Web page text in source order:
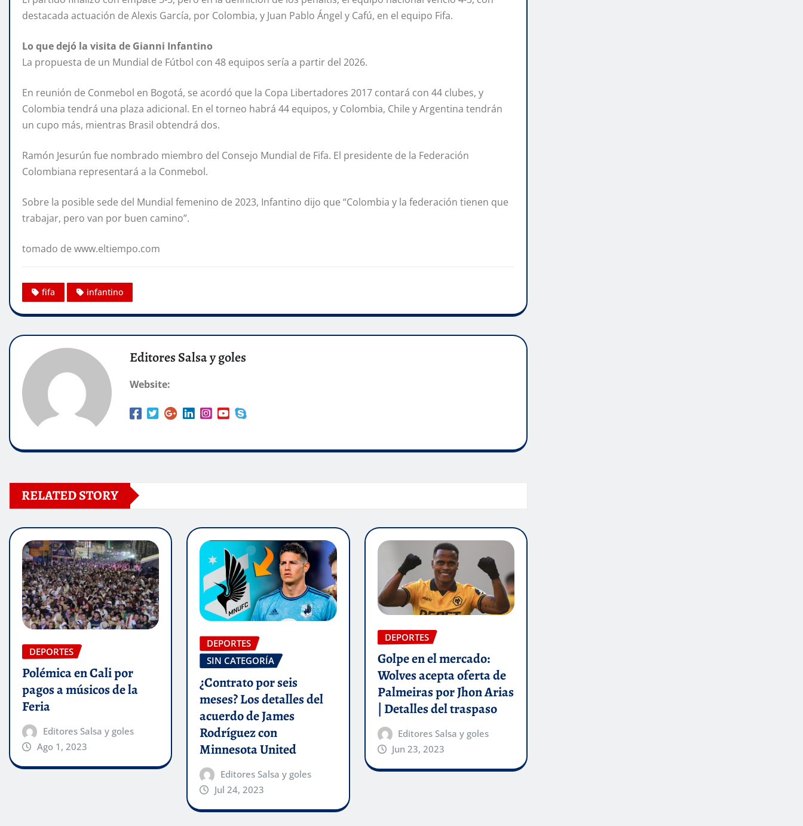
destacada actuación de Alexis García, por Colombia, y Juan Pablo Ángel y Cafú, en el equipo Fifa.
Lo que dejó la visita de Gianni Infantino
La propuesta de un Mundial de Fútbol con 48 equipos sería a partir del 2026.
En reunión de Conmebol en Bogotá, se acordó que la Copa Libertadores 2017 contará con 44 clubes, y
Colombia tendrá una plaza adicional. En el torneo habrá 44 equipos, y Colombia, Chile y Argentina tendrán
un cupo más, mientras Brasil obtendrá dos.
Ramón Jesurún fue nombrado miembro del Consejo Mundial de Fifa. El presidente de la Federación
Colombiana representará a la Conmebol.
Sobre la posible sede del Mundial femenino de 2023, Infantino dijo que “Colombia y la federación tienen que
trabajar, pero van por buen camino”.
tomado de www.eltiempo.com
fifa infantino
Editores Salsa y goles
Website:
RELATED STORY
DEPORTES
Polémica en Cali por
pagos a músicos de la
Feria
Editores Salsa y goles
Ago 1, 2023
DEPORTES
SIN CATEGORÍA
¿Contrato por seis
meses? Los detalles del
acuerdo de James
Rodríguez con
Minnesota United
Editores Salsa y goles
Jul 24, 2023
DEPORTES
Golpe en el mercado:
Wolves acepta oferta de
Palmeiras por Jhon Arias
| Detalles del traspaso
Editores Salsa y goles
Jun 23, 2023